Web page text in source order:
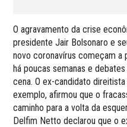
O agravamento da crise
presidente Jair Bolsonaro e
novo coronavírus começam
há poucas semanas e
cena. O ex-candidato
exemplo, afirmou que o
caminho para a volta da
Delfim Netto declarou que o